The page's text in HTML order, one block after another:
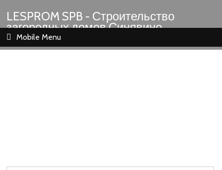
LESPROM SPB - Строительство
загородных домов Синявино
Шлиссельбург Кировск Назия
Mobile Menu